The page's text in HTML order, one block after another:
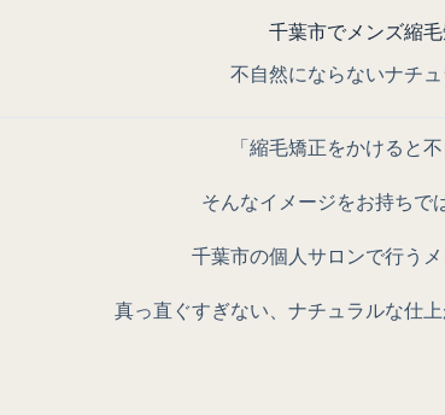
千葉市でメンズ縮
不自然にならないナチ
「縮毛矯正をかけると
そんなイメージをお持ちで
千葉市の個人サロンで行うメ
真っ直ぐすぎない、ナチュラルな仕上